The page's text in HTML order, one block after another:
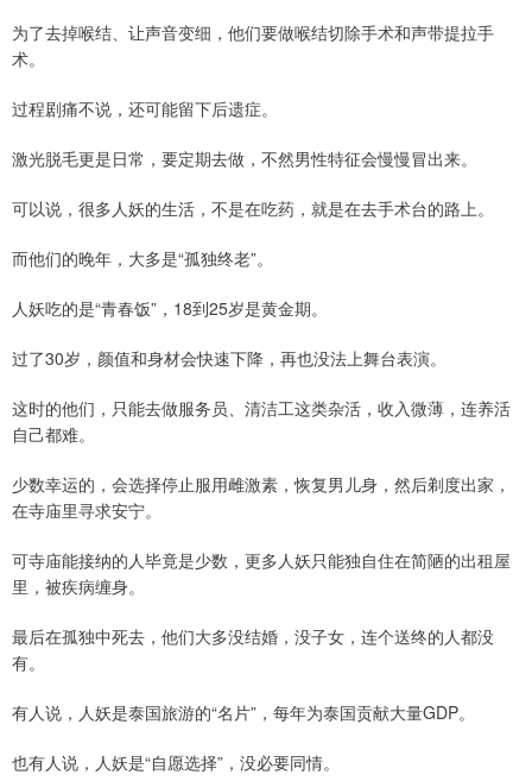
为了去掉喉结、让声音变细，他们要做喉结切除手术和声带提拉手
术。
过程剧痛不说，还可能留下后遗症。
激光脱毛更是日常，要定期去做，不然男性特征会慢慢冒出来。
可以说，很多人妖的生活，不是在吃药，就是在去手术台的路上。
而他们的晚年，大多是“孤独终老”。
人妖吃的是“青春饭”，18到25岁是黄金期。
过了30岁，颜值和身材会快速下降，再也没法上舞台表演。
这时的他们，只能去做服务员、清洁工这类杂活，收入微薄，连养活
自己都难。
少数幸运的，会选择停止服用雌激素，恢复男儿身，然后剃度出家，
在寺庙里寻求安宁。
可寺庙能接纳的人毕竟是少数，更多人妖只能独自住在简陋的出租屋
里，被疾病缠身。
最后在孤独中死去，他们大多没结婚，没子女，连个送终的人都没
有。
有人说，人妖是泰国旅游的“名片”，每年为泰国贡献大量GDP。
也有人说，人妖是“自愿选择”，没必要同情。